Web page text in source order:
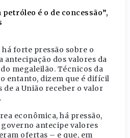
é o de concessão”,
há forte pressão sobre o
dos valores da
megaleilão. Técnicos da
entanto, dizem que é difícil
de a União receber o valor
econômica, há pressão,
antecipe valores
ofertas – e que, em